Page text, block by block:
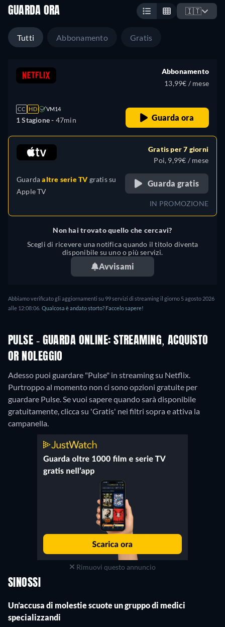
GUARDA ORA 🇮🇹
Tutti Abbonamento Gratis
CC HD VM14
1 Stagione - 47min
Abbonamento
13,99€ / mese
Guarda ora
Guardaaltre serie TVgratis su
Apple TV
Gratis per 7 giorni
Poi, 9,99€ / mese
Guarda gratis
IN PROMOZIONE
Non hai trovato quello che cercavi?
Scegli di ricevere una notifica quando il titolo diventa
disponibile su uno o più servizi.
Avvisami
Abbiamo verificato gli aggiornamenti su 99 servizi di streaming il giorno 5 agosto 2026
alle 12:08:06. Qualcosa è andato storto? Faccelo sapere!
PULSE - GUARDA ONLINE: STREAMING, ACQUISTO
OR NOLEGGIO
Adesso puoi guardare "Pulse" in streaming su Netflix.
Purtroppo al momento non ci sono opzioni gratuite per
guardare Pulse. Se vuoi sapere quando sarà disponibile
gratuitamente, clicca su 'Gratis' nei filtri sopra e attiva la
campanella.
Rimuovi questo annuncio
SINOSSI
Un’accusa di molestie scuote un gruppo di medici
specializzandi